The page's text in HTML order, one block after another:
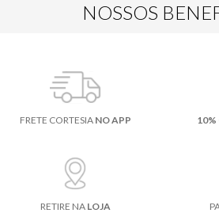
NOSSOS
FRETE CORTESIA NO APP 10%
RETIRE NA LOJA